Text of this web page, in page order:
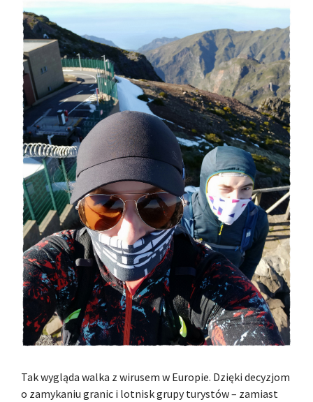
Tak wygląda walka z wirusem w Europie. Dzięki decyzjom
o zamykaniu granic i lotnisk grupy turystów – zamiast